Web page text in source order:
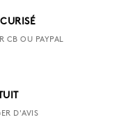
CB OU PAYPAL
D'AVIS